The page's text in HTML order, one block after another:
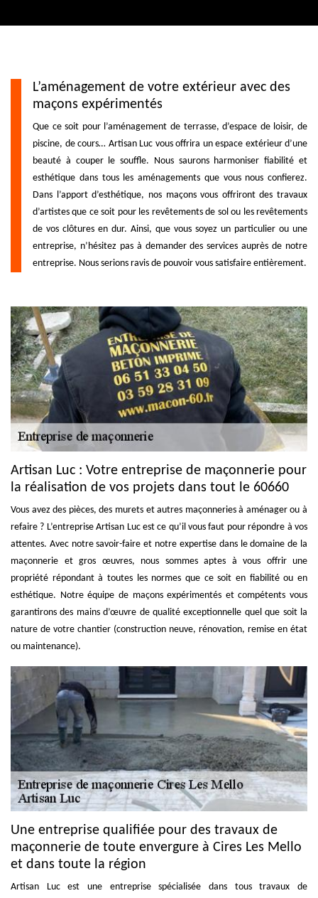
L’aménagement de votre extérieur avec des
maçons expérimentés
Que ce soit pour l’aménagement de terrasse, d’espace de loisir, de
piscine, de cours… Artisan Luc vous offrira un espace extérieur d’une
beauté à couper le souffle. Nous saurons harmoniser fiabilité et
esthétique dans tous les aménagements que vous nous confierez.
Dans l’apport d’esthétique, nos maçons vous offriront des travaux
d’artistes que ce soit pour les revêtements de sol ou les revêtements
de vos clôtures en dur. Ainsi, que vous soyez un particulier ou une
entreprise, n’hésitez pas à demander des services auprès de notre
entreprise. Nous serions ravis de pouvoir vous satisfaire entièrement.
Artisan Luc : Votre entreprise de maçonnerie pour
la réalisation de vos projets dans tout le 60660
Vous avez des pièces, des murets et autres maçonneries à aménager ou à
refaire ? L’entreprise Artisan Luc est ce qu’il vous faut pour répondre à vos
attentes. Avec notre savoir-faire et notre expertise dans le domaine de la
maçonnerie et gros œuvres, nous sommes aptes à vous offrir une
propriété répondant à toutes les normes que ce soit en fiabilité ou en
esthétique. Notre équipe de maçons expérimentés et compétents vous
garantirons des mains d’œuvre de qualité exceptionnelle quel que soit la
nature de votre chantier (construction neuve, rénovation, remise en état
ou maintenance).
Une entreprise qualifiée pour des travaux de
maçonnerie de toute envergure à Cires Les Mello
et dans toute la région
Artisan Luc est une entreprise spécialisée dans tous travaux de